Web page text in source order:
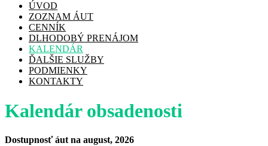
ÚVOD
ZOZNAM ÁUT
CENNÍK
DLHODOBÝ PRENÁJOM
KALENDÁR
ĎALŠIE SLUŽBY
PODMIENKY
KONTAKTY
Kalendár obsadenosti
Dostupnosť áut na august, 2026